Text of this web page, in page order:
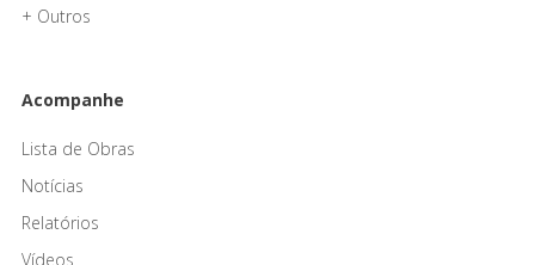
+ Outros
Acompanhe
Lista de Obras
Notícias
Relatórios
Vídeos